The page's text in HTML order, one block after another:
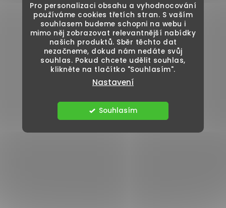
Pro personalizaci obsahu a vyhodnocování
používáme cookies třetích stran. S vaším
souhlasem budeme schopni na webu i
mimo něj zobrazovat relevantnější nabídky
našich produktů. Sběr těchto dat
nezačneme, dokud nám nedáte svůj
souhlas. Pokud chcete udělit souhlas,
klikněte na tlačítko "Souhlasím".
Nastavení
Souhlasím